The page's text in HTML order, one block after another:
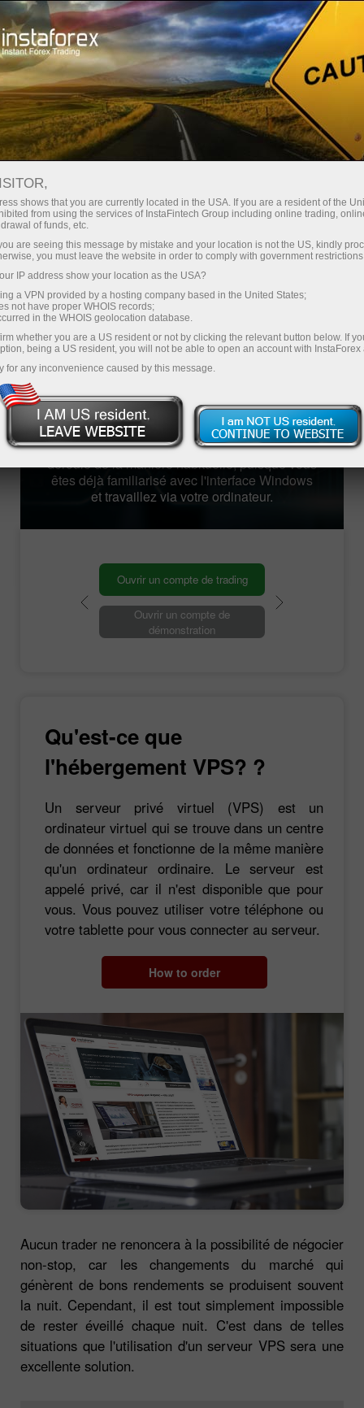
Pour les traders
Conditions de trading
Hébergement VPS
Hébergement Forex
VPS - Serveur de
trading rapide et stable
L'hébergement VPS (Virtual Private Server) est
un outil qui vous aidera à organiser
correctement le trading sur le marché des
changes. Le serveur est équipé d'une
fonctionnement ininterrompu et fiable 24 heures
sur 24. Il est disponible sur n'importe quel
appareil et dispose d'une connexion Internet
haut débit illimité. En plus de cela, le travail se
déroule de la manière habituelle, puisque vous
êtes déjà familiarisé avec l'interface Windows
et travaillez via votre ordinateur.
Ouvrir un compte de trading
Ouvrir un compte de
démonstration
Qu'est-ce que
l'hébergement VPS? ?
Un serveur privé virtuel (VPS) est un
ordinateur virtuel qui se trouve dans un centre
de données et fonctionne de la même manière
qu'un ordinateur ordinaire. Le serveur est
appelé privé, car il n'est disponible que pour
vous. Vous pouvez utiliser votre téléphone ou
votre tablette pour vous connecter au serveur.
How to order
Aucun trader ne renoncera à la possibilité de négocier
non-stop, car les changements du marché qui
génèrent de bons rendements se produisent souvent
la nuit. Cependant, il est tout simplement impossible
de rester éveillé chaque nuit. C'est dans de telles
situations que l'utilisation d'un serveur VPS sera une
excellente solution.
shows that you are currently located in the USA. If you are a resident of the
from using the services of InstaFintech Group including online trading,
of funds, etc.
are seeing this message by mistake and your location is not the US, kindly
you must leave the website in order to comply with government
IP address show your location as the USA?
a VPN provided by a hosting company based in the United States;
not have proper WHOIS records;
in the WHOIS geolocation database.
whether you are a US resident or not by clicking the relevant button below. If
being a US resident, you will not be able to open an account with InstaForex
for any inconvenience caused by this message.